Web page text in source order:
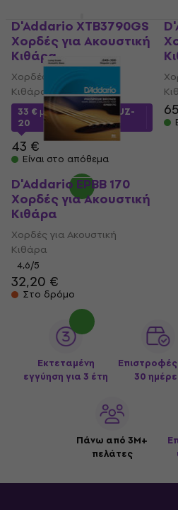
D'Addario XTB3790GS
Χορδές για Ακουστική
Κιθάρα
Χορδές για Ακουστική
Κιθάρα
33 € με κωδικόMUZMUZ-
20
43 €
Είναι στο απόθεμα
D'Addario EPBB 170
Χορδές για Ακουστική
Κιθάρα
Χορδές για Ακουστική
Κιθάρα
4,6/5
32,20 €
Στο δρόμο
Εκτεταμένη
εγγύηση για 3 έτη
30
Πάνω από 3M+
πελάτες